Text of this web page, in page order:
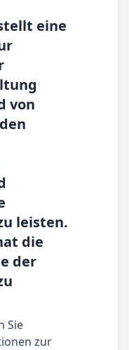
eine
von
leisten.
die
der
Sie
zur